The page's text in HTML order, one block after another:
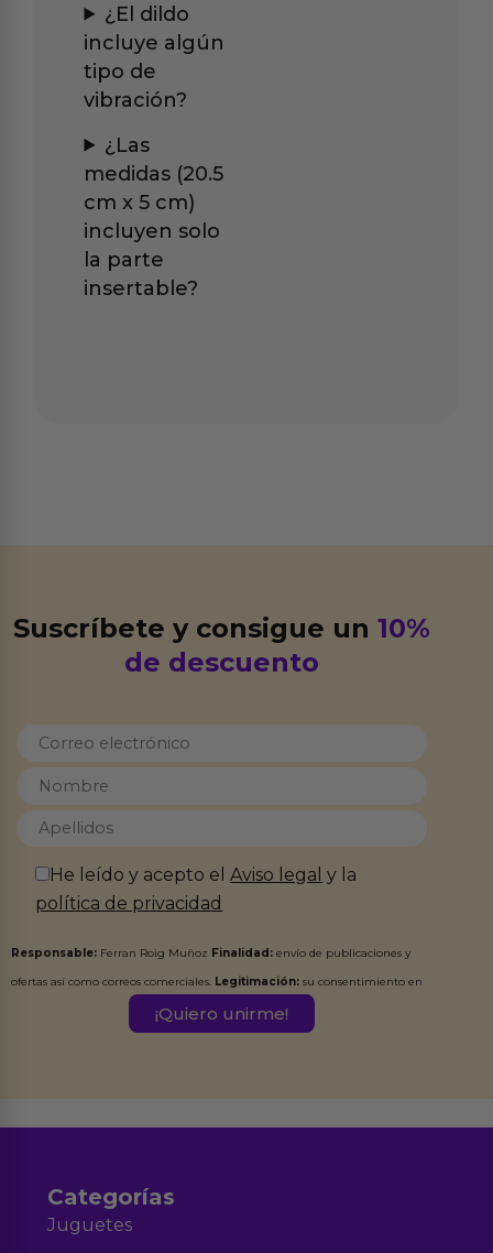
¿El dildo
incluye algún
tipo de
vibración?
¿Las
medidas (20.5
cm x 5 cm)
incluyen solo
la parte
insertable?
Suscríbete y consigue un10%
de descuento
He leído y acepto elAviso legal y la
política de privacidad
Responsable: Ferran Roig Muñoz Finalidad: envío de publicaciones y
ofertas así como correos comerciales. Legitimación: su consentimiento en
Destinatarios:Ferran Roig Muñoz. Podrás ejercer tus
Categorías
Juguetes